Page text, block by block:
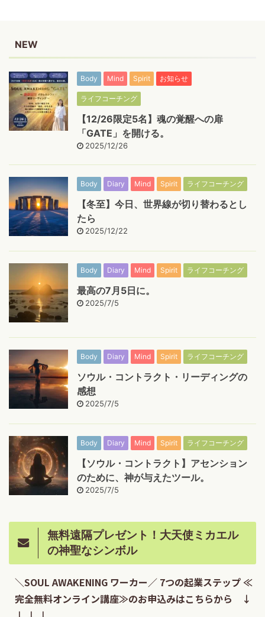
NEW
Body Mind Spirit お知らせ
ライフコーチング
【12/26限定5名】魂の覚醒への扉
「GATE」を開ける。
2025/12/26
Body Diary Mind Spirit ライフコーチング
【冬至】今日、世界線が切り替わるとし
たら
2025/12/22
Body Diary Mind Spirit ライフコーチング
最高の7月5日に。
2025/7/5
Body Diary Mind Spirit ライフコーチング
ソウル・コントラクト・リーディングの
感想
2025/7/5
Body Diary Mind Spirit ライフコーチング
【ソウル・コントラクト】アセンション
のために、神が与えたツール。
2025/7/5
無料遠隔プレゼント！大天使ミカエル
の神聖なシンボル
＼SOUL AWAKENING ワーカー／ 7つの起業ステップ ≪
完全無料オンライン講座≫のお申込みはこちらから ↓